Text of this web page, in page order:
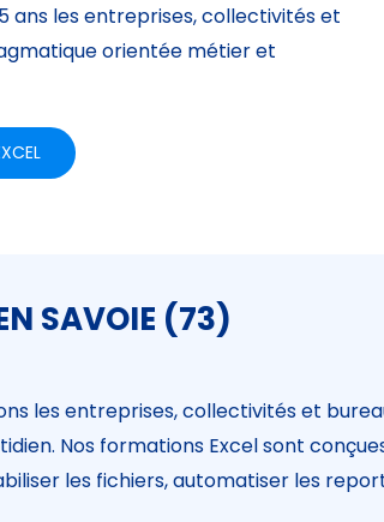
ans les entreprises, collectivités et
orientée métier et
SAVOIE (73)
les entreprises, collectivités et
Nos formations Excel sont
les fichiers, automatiser les